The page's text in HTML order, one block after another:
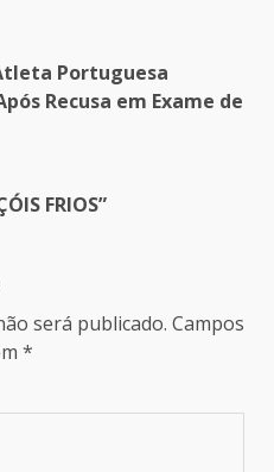
Portuguesa
Recusa em Exame de
FRIOS”
será publicado. Campos
*